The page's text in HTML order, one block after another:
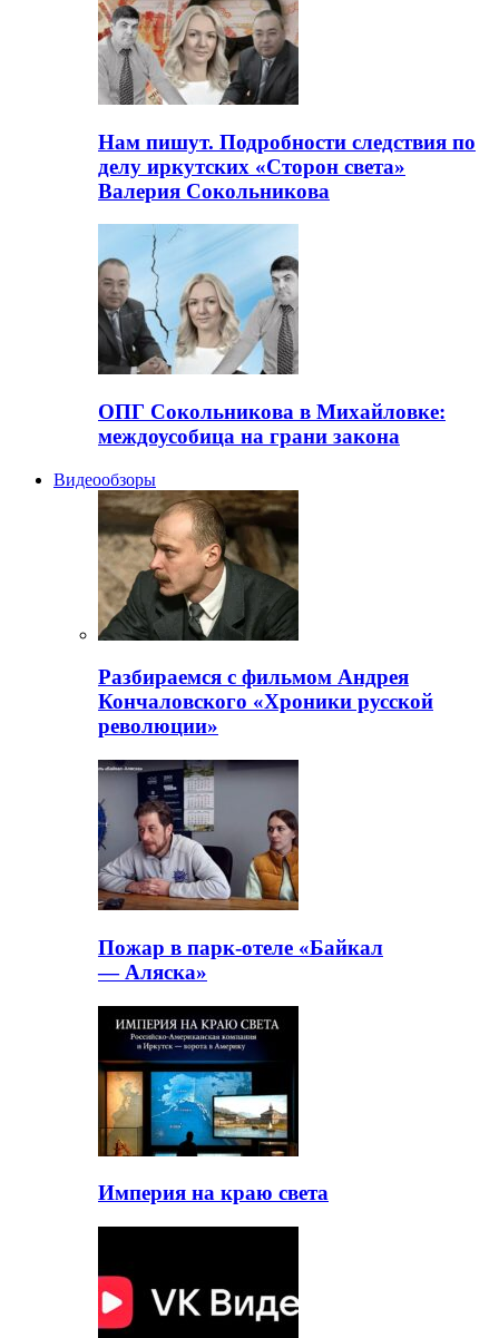
Нам пишут. Подробности следствия по
делу иркутских «Сторон света»
Валерия Сокольникова
ОПГ Сокольникова в Михайловке:
междоусобица на грани закона
Видеообзоры
Разбираемся с фильмом Андрея
Кончаловского «Хроники русской
революции»
Пожар в парк-отеле «Байкал
— Аляска»
Империя на краю света